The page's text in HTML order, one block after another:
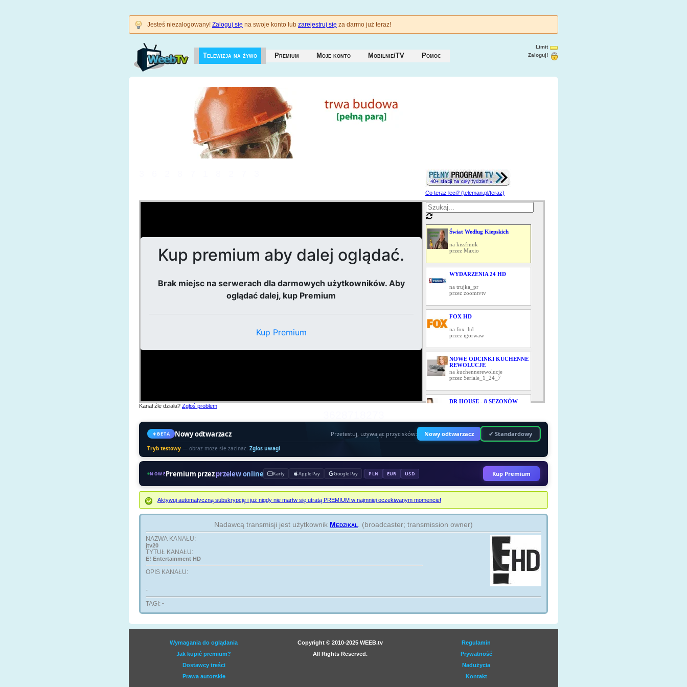
Jesteś niezalogowany! Zaloguj się na swoje konto lub zarejestruj się za darmo już teraz!
Telewizja na żywo Premium Moje konto Mobilnie/TV Pomoc
Limit
Zaloguj!
Co teraz leci? (teleman.pl/teraz)
Świat Według Kiepskich
na kissfmuk
przez Maxio
WYDARZENIA 24 HD
na trujka_pr
przez zoomtvtv
FOX HD
na fox_hd
przez igorwaw
NOWE ODCINKI KUCHENNE
REWOLUCJE
na kuchennerewolucje
przez Seriale_1_24_7
DR HOUSE - 8 SEZONÓW
KINO POLSKA
na kino_polska_tv
przez kamlen
AXN HD
13 POSTERUNEK Wszystkie
odcinki
Z ARCHIWUM X Wszystkie
DISNEY JUNIOR
na disney_junior
PULS 2 HD
na elevensports_123
przez zoomtvtv
Kanał źle działa? Zgłoś problem
BETA Nowy odtwarzacz Przetestuj, używając przycisków: Nowy odtwarzacz ✔ Standardowy
Tryb testowy — obraz moze sie zacinac. Zglos uwagi
NOWEPremium przezprzelew online Karty Apple Pay Google Pay PLN EUR USD Kup Premium
Aktywuj automatyczną subskrypcję i już nigdy nie martw się utratą PREMIUM w najmniej oczekiwanym momencie!
Nadawcą transmisji jest użytkownik Medzikal . (broadcaster; transmission owner)
NAZWA KANAŁU:
jtv20
TYTUŁ KANAŁU:
E! Entertainment HD
OPIS KANAŁU:
-
TAGI: -
Wymagania do oglądania
Jak kupić premium?
Dostawcy treści
Prawa autorskie
Copyright © 2010-2025 WEEB.tv
All Rights Reserved.
Regulamin
Prywatność
Nadużycia
Kontakt